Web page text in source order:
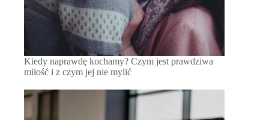
Kiedy naprawdę kochamy? Czym jest prawdziwa
miłość i z czym jej nie mylić